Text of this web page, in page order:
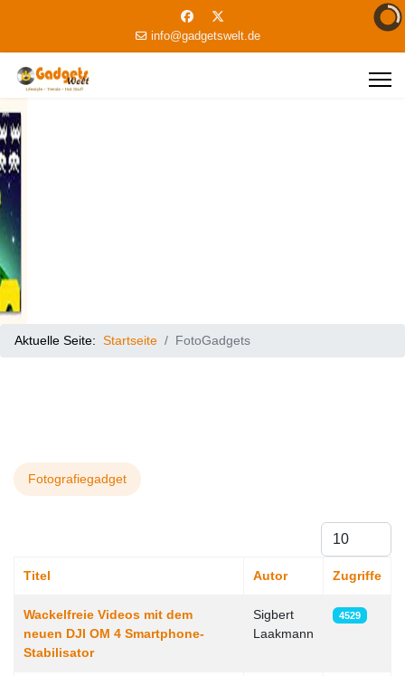
info@gadgetswelt.de
Aktuelle Seite: Startseite FotoGadgets
Fotografiegadget
Anzeige #
Titel Autor Zugriffe
Wackelfreie Videos mit dem
neuen DJI OM 4 Smartphone-
Stabilisator
Sigbert
Laakmann
4529